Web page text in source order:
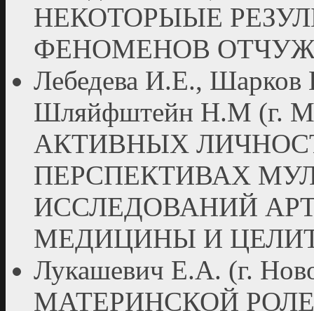
НЕКОТОРЫЫЕ
ФЕНОМЕНОВ
Лебедева И.Е.,
Шляйфштейн Н.М (г.
АКТИВНЫХ
ПЕРСПЕКТИВАХ
ИССЛЕДОВАНИЙ
МЕДИЦИНЫ И
Лукашевич Е.А. (г.
МАТЕРИНСКОЙ